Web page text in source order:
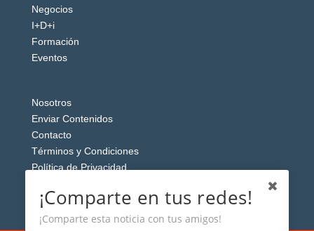
Negocios
I+D+i
Formación
Eventos
Nosotros
Enviar Contenidos
Contacto
Términos y Condiciones
Política de Privacidad
¡Comparte en tus redes!
¡Comparte esta noticia con tus amigos!